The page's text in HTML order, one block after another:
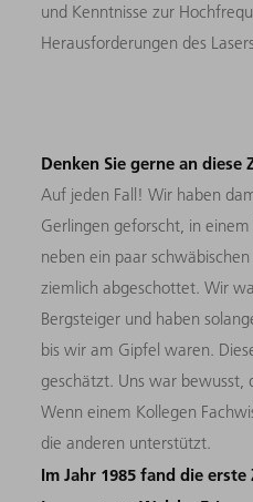
und Kenntnisse zur
Herausforderungen des
Denken Sie gerne an diese
Auf jeden Fall! Wir haben
Gerlingen geforscht, in
neben ein paar
ziemlich abgeschottet. Wir
Bergsteiger und haben
bis wir am Gipfel waren.
geschätzt. Uns war bewusst,
Wenn einem Kollegen
die anderen unterstützt.
Im Jahr 1985 fand die erste